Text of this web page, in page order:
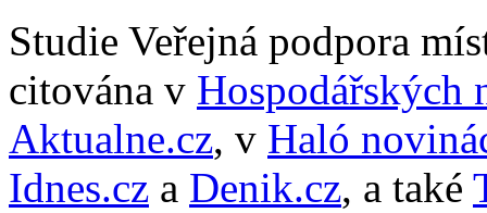
Studie Veřejná podpora
citována v Hospodářských
Aktualne.cz, v Haló
Idnes.cz a Denik.cz, a také